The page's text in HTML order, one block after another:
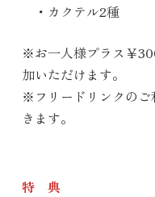
・カクテル2種
※お一人様プラス￥
加いただけます。
※フリードリンクのご
きます。
特 典